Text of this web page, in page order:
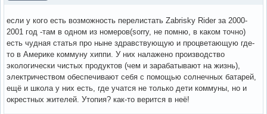
если у кого есть возможность перелистать Zabrisky Rider за 2000-
2001 год -там в одном из номеров(sorry, не помню, в каком точно)
есть чудная статья про ныне здравствующую и процветающую где-
то в Америке коммуну хиппи. У них налажено производство
экологически чистых продуктов (чем и зарабатывают на жизнь),
электричеством обеспечивают себя с помощью солнечных батарей,
ещё и школа у них есть, где учатся не только дети коммуны, но и
окрестных жителей. Утопия? как-то верится в неё!